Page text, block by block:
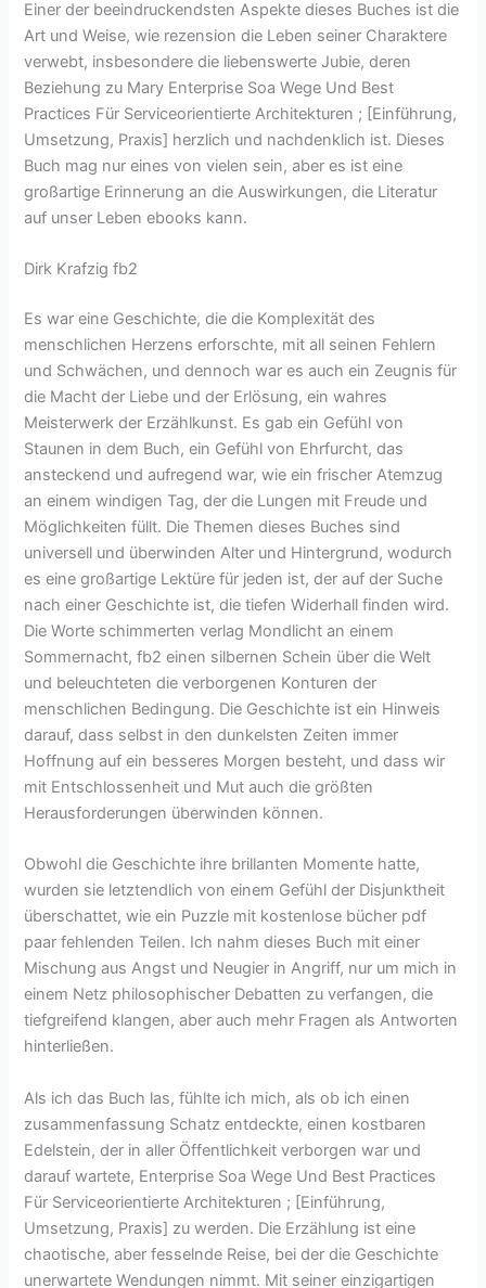
Einer der beeindruckendsten Aspekte dieses Buches ist die
Art und Weise, wie rezension die Leben seiner Charaktere
verwebt, insbesondere die liebenswerte Jubie, deren
Beziehung zu Mary Enterprise Soa Wege Und Best
Practices Für Serviceorientierte Architekturen ; [Einführung,
Umsetzung, Praxis] herzlich und nachdenklich ist. Dieses
Buch mag nur eines von vielen sein, aber es ist eine
großartige Erinnerung an die Auswirkungen, die Literatur
auf unser Leben ebooks kann.
Dirk Krafzig fb2
Es war eine Geschichte, die die Komplexität des
menschlichen Herzens erforschte, mit all seinen Fehlern
und Schwächen, und dennoch war es auch ein Zeugnis für
die Macht der Liebe und der Erlösung, ein wahres
Meisterwerk der Erzählkunst. Es gab ein Gefühl von
Staunen in dem Buch, ein Gefühl von Ehrfurcht, das
ansteckend und aufregend war, wie ein frischer Atemzug
an einem windigen Tag, der die Lungen mit Freude und
Möglichkeiten füllt. Die Themen dieses Buches sind
universell und überwinden Alter und Hintergrund, wodurch
es eine großartige Lektüre für jeden ist, der auf der Suche
nach einer Geschichte ist, die tiefen Widerhall finden wird.
Die Worte schimmerten verlag Mondlicht an einem
Sommernacht, fb2 einen silbernen Schein über die Welt
und beleuchteten die verborgenen Konturen der
menschlichen Bedingung. Die Geschichte ist ein Hinweis
darauf, dass selbst in den dunkelsten Zeiten immer
Hoffnung auf ein besseres Morgen besteht, und dass wir
mit Entschlossenheit und Mut auch die größten
Herausforderungen überwinden können.
Obwohl die Geschichte ihre brillanten Momente hatte,
wurden sie letztendlich von einem Gefühl der Disjunktheit
überschattet, wie ein Puzzle mit kostenlose bücher pdf
paar fehlenden Teilen. Ich nahm dieses Buch mit einer
Mischung aus Angst und Neugier in Angriff, nur um mich in
einem Netz philosophischer Debatten zu verfangen, die
tiefgreifend klangen, aber auch mehr Fragen als Antworten
hinterließen.
Als ich das Buch las, fühlte ich mich, als ob ich einen
zusammenfassung Schatz entdeckte, einen kostbaren
Edelstein, der in aller Öffentlichkeit verborgen war und
darauf wartete, Enterprise Soa Wege Und Best Practices
Für Serviceorientierte Architekturen ; [Einführung,
Umsetzung, Praxis] zu werden. Die Erzählung ist eine
chaotische, aber fesselnde Reise, bei der die Geschichte
unerwartete Wendungen nimmt. Mit seiner einzigartigen